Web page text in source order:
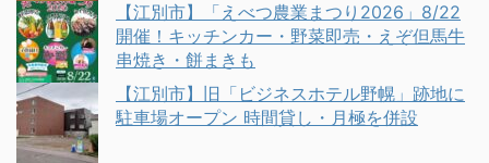
【江別市】「えべつ農業まつり2026」8/22
開催！キッチンカー・野菜即売・えぞ但馬牛
串焼き・餅まきも
【江別市】旧「ビジネスホテル野幌」跡地に
駐車場オープン 時間貸し・月極を併設